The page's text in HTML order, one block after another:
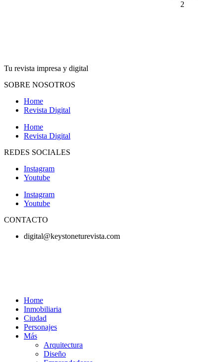
Tu revista impresa y digital
SOBRE NOSOTROS
Home
Revista Digital
Home
Revista Digital
REDES SOCIALES
Instagram
Youtube
Instagram
Youtube
CONTACTO
digital@keystoneturevista.com
Home
Inmobiliaria
Ciudad
Personajes
Más
Arquitectura
Diseño